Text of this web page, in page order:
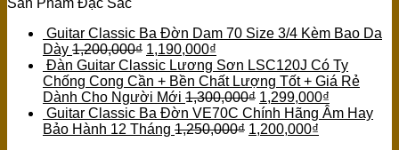
Guitar Classic Ba Đờn Dam 70 Size 3/4 Kèm Bao Da
Dày 1,200,000₫ 1,190,000₫
Đàn Guitar Classic Lương Sơn LSC120J Có Ty
Chống Cong Cần + Bền Chất Lượng Tốt + Giá Rẻ
Dành Cho Người Mới 1,300,000₫ 1,299,000₫
Guitar Classic Ba Đờn VE70C Chính Hãng Âm Hay
Bảo Hành 12 Tháng 1,250,000₫ 1,200,000₫